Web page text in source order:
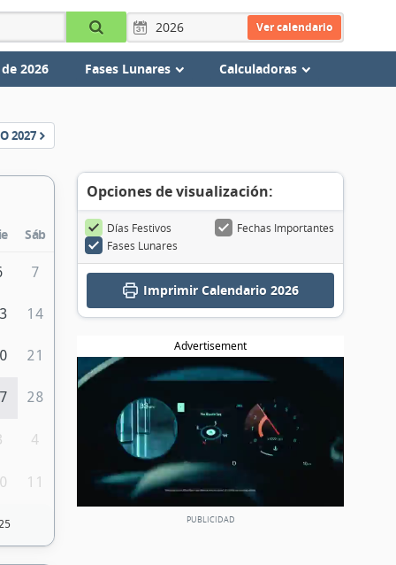
Ver calendario
2026 Fases Lunares Calculadoras
2027
Sáb
7
14
21
28
4
11
Opciones de visualización:
Días Festivos
Fechas Importantes
Fases Lunares
ImprimirCalendario 2026
Advertisement